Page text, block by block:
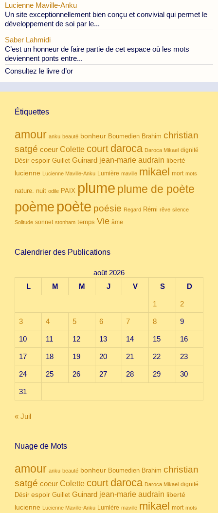
Lucienne Maville-Anku
Un site exceptionnellement bien conçu et convivial qui permet le
développement de soi par le...
Saber Lahmidi
C’est un honneur de faire partie de cet espace où les mots
deviennent ponts entre...
Consultez le livre d’or
Étiquettes
amour anku beauté bonheur Boumedien Brahim christian
satgé coeur Colette court daroca Daroca Mikael dignité
Désir espoir Guillet Guinard jean-marie audrain liberté
lucienne Lucienne Maville-Anku Lumière maville mikael mort mots
nature. nuit odile PAIX plume plume de poète
poème poète poésie Regard Rémi rêve silence
Solitude sonnet stonham temps Vie âme
Calendrier des Publications
août 2026
L
M M J V S D
1 2
3 4 5 6 7 8 9
10 11 12 13 14 15 16
17 18 19 20 21 22 23
24 25 26 27 28 29 30
31
« Juil
Nuage de Mots
amour anku beauté bonheur Boumedien Brahim christian
satgé coeur Colette court daroca Daroca Mikael dignité
Désir espoir Guillet Guinard jean-marie audrain liberté
lucienne Lucienne Maville-Anku Lumière maville mikael mort mots